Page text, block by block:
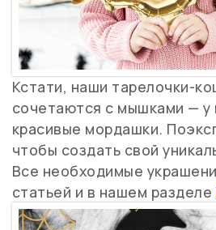
Кстати, наши тарелочки-
сочетаются с мышками — у
красивые мордашки.
чтобы создать свой
Все необходимые
статьей и в нашем разделе